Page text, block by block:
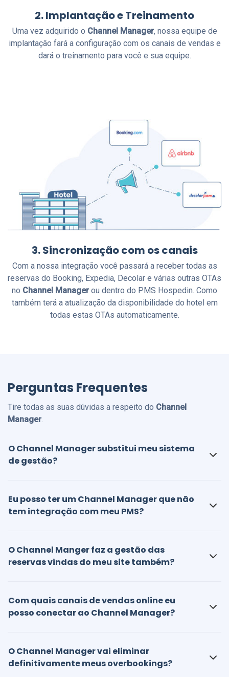
2. Implantação e Treinamento
Uma vez adquirido o Channel Manager, nossa equipe de
implantação fará a configuração com os canais de vendas e
dará o treinamento para você e sua equipe.
3. Sincronização com os canais
Com a nossa integração você passará a receber todas as
reservas do Booking, Expedia, Decolar e várias outras OTAs
no Channel Managerou dentro do PMS Hospedin. Como
também terá a atualização da disponibilidade do hotel em
todas estas OTAs automaticamente.
Perguntas Frequentes
Tire todas as suas dúvidas a respeito do Channel
Manager.
O Channel Manager substitui meu sistema
de gestão?
Eu posso ter um Channel Manager que não
tem integração com meu PMS?
O Channel Manger faz a gestão das
reservas vindas do meu site também?
Com quais canais de vendas online eu
posso conectar ao Channel Manager?
O Channel Manager vai eliminar
definitivamente meus overbookings?